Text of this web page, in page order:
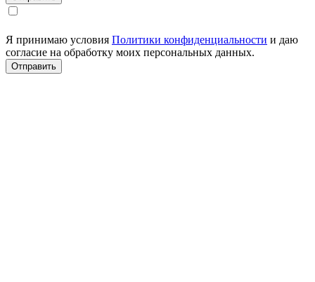
Я принимаю условия Политики конфиденциальности и даю
согласие на обработку моих персональных данных.